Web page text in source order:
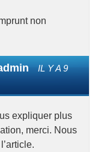
non
IL Y A 9
expliquer plus
merci. Nous